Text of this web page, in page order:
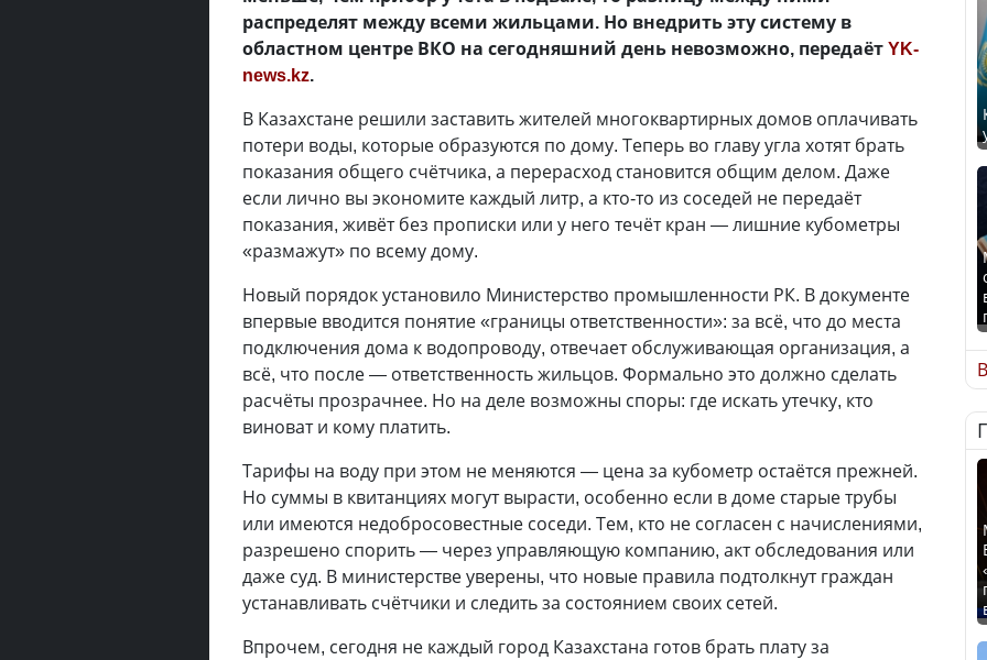
распределят между всеми жильцами. Но внедрить эту систему в
областном центре ВКО на сегодняшний день невозможно, передаётYK-
news.kz.
В Казахстане решили заставить жителей многоквартирных домов оплачивать
потери воды, которые образуются по дому. Теперь во главу угла хотят брать
показания общего счётчика, а перерасход становится общим делом. Даже
если лично вы экономите каждый литр, а кто-то из соседей не передаёт
показания, живёт без прописки или у него течёт кран — лишние кубометры
«размажут» по всему дому.
Новый порядок установило Министерство промышленности РК. В документе
впервые вводится понятие «границы ответственности»: за всё, что до места
подключения дома к водопроводу, отвечает обслуживающая организация, а
всё, что после — ответственность жильцов. Формально это должно сделать
расчёты прозрачнее. Но на деле возможны споры: где искать утечку, кто
виноват и кому платить.
Тарифы на воду при этом не меняются — цена за кубометр остаётся прежней.
Но суммы в квитанциях могут вырасти, особенно если в доме старые трубы
или имеются недобросовестные соседи. Тем, кто не согласен с начислениями,
разрешено спорить — через управляющую компанию, акт обследования или
даже суд. В министерстве уверены, что новые правила подтолкнут граждан
устанавливать счётчики и следить за состоянием своих сетей.
Впрочем, сегодня не каждый город Казахстана готов брать плату за